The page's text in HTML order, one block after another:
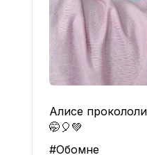
Алисе
🤭🎈💚
#Обомне